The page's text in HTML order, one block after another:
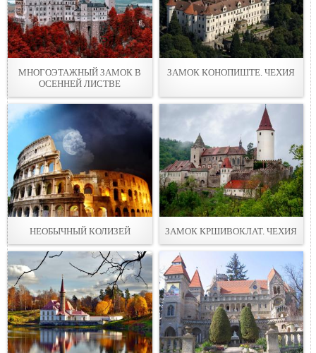
МНОГОЭТАЖНЫЙ ЗАМОК В
ОСЕННЕЙ ЛИСТВЕ
ЗАМОК КОНОПИШТЕ. ЧЕХИЯ
НЕОБЫЧНЫЙ КОЛИЗЕЙ ЗАМОК КРШИВОКЛАТ. ЧЕХИЯ